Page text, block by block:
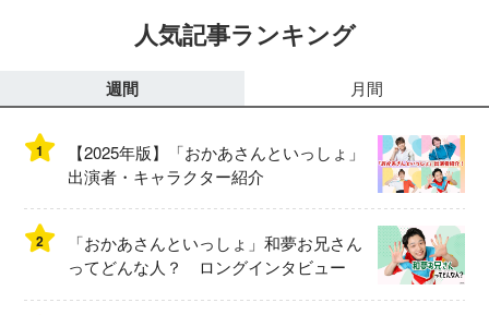
人気記事ランキング
週間 月間
1
【2025年版】「おかあさんといっしょ」
出演者・キャラクター紹介
2
「おかあさんといっしょ」和夢お兄さん
ってどんな人？ ロングインタビュー